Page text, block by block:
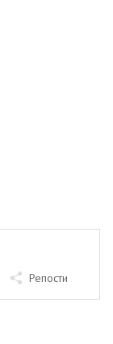
Репости